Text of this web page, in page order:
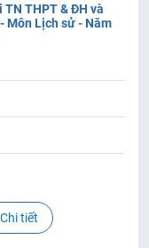
TN THPT & ĐH và
Môn Lịch sử - Năm
Chi tiết